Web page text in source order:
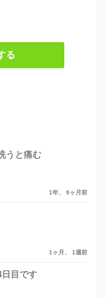
る
うと痛む
1年、 8ヶ月前
1ヶ月、 1週前
目です